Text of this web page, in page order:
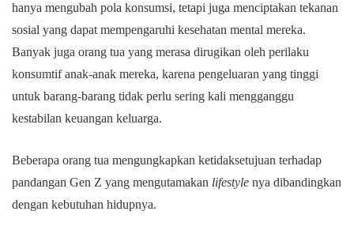
hanya mengubah pola konsumsi, tetapi juga menciptakan tekanan
sosial yang dapat mempengaruhi kesehatan mental mereka.
Banyak juga orang tua yang merasa dirugikan oleh perilaku
konsumtif anak-anak mereka, karena pengeluaran yang tinggi
untuk barang-barang tidak perlu sering kali mengganggu
kestabilan keuangan keluarga.
Beberapa orang tua mengungkapkan ketidaksetujuan terhadap
pandangan Gen Z yang mengutamakan lifestyle nya dibandingkan
dengan kebutuhan hidupnya.